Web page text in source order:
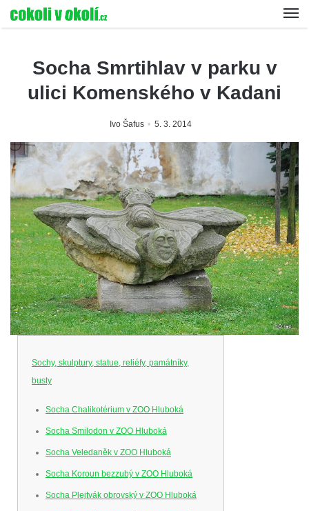
Socha Smrtihlav v parku v
ulici Komenského v Kadani
Ivo Šafus 5. 3. 2014
Sochy, skulptury, statue, reliéfy, památníky,
busty
Socha Chalikotérium v ZOO Hluboká
Socha Smilodon v ZOO Hluboká
Socha Veledaněk v ZOO Hluboká
Socha Koroun bezzubý v ZOO Hluboká
Socha Plejtvák obrovský v ZOO Hluboká